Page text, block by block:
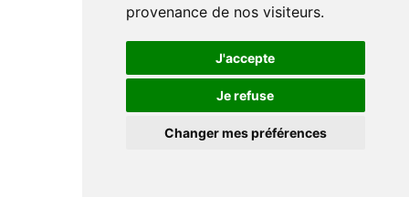
provenance de nos visiteurs.
J'accepte
Je refuse
Changer mes préférences
provenance de nos visiteurs.
J'accepte
Je refuse
Changer mes préférences